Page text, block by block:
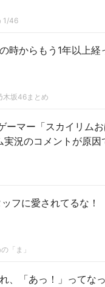
1/46
時からもう1年以上経
木坂46まとめ
ーマー「スカイリムお
実況のコメントが原
フに愛されてるな！
「ま」
、「あっ！」ってな